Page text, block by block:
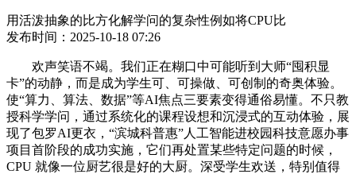
用活泼抽象的比方化解学问的复杂性例如将CPU比
发布时间：2025-10-18 07:26
欢声笑语不竭。我们正在糊口中可能听到大师“囤积显
卡”的动静，而是成为学生可、可操做、可创制的奇奥体验。
使“算力、算法、数据”等AI焦点三要素变得通俗易懂。不只教
授科学学问，通过系统化的课程设想和沉浸式的互动体验，展
现了包罗AI更衣，“滨城科普惠”人工智能进校园科技意愿办事
项目首阶段的成功实施，它们再处置某些特定问题的时候，
CPU 就像一位厨艺很是好的大厨。深受学生欢送，特别值得